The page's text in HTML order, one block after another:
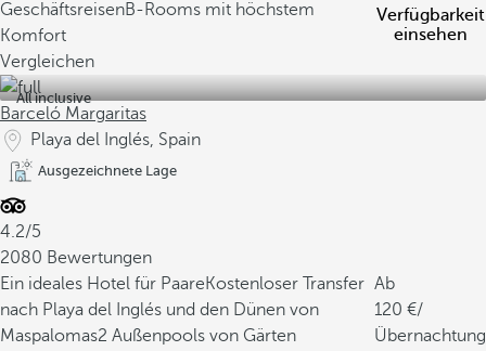
GeschäftsreisenB-Rooms mit höchstem
Komfort
Verfügbarkeit
einsehen
Vergleichen
All inclusive
Barceló Margaritas
Playa del Inglés, Spain
Ausgezeichnete Lage
4.2/5
2080 Bewertungen
Ein ideales Hotel für PaareKostenloser Transfer
nach Playa del Inglés und den Dünen von
Maspalomas2 Außenpools von Gärten
Ab
120
/
Übernachtung